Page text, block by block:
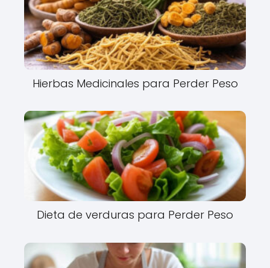
Hierbas Medicinales para Perder Peso
Dieta de verduras para Perder Peso